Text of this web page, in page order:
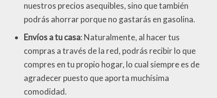
nuestros precios asequibles, sino que también
podrás ahorrar porque no gastarás en gasolina.
Envíos a tu casa: Naturalmente, al hacer tus
compras a través de la red, podrás recibir lo que
compres en tu propio hogar, lo cual siempre es de
agradecer puesto que aporta muchísima
comodidad.